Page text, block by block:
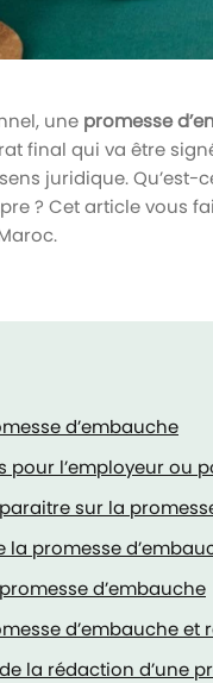
une promesse
final qui va être
juridique.
? Cet article vous
d’embauche
pour l’employeur ou
sur la
promesse
d’embauche
d’embauche et
la rédaction d’une